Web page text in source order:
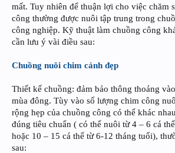
mất. Tuy nhiên để thuận lợi cho việc chăm
công thường được nuôi tập trung trong
công nghiệp. Kỹ thuật làm chuồng công
cần lưu ý vài điều sau:
Chuồng nuôi chim cảnh đẹp
Thiết kế chuồng: đảm bảo thông thoáng
mùa đông. Tùy vào số lượng chim công
rộng hẹp của chuồng công có thể khác
đúng tiêu chuẩn ( có thể nuôi từ 4 – 6 cá
hoặc 10 – 15 cá thể từ 6-12 tháng tuổi),
sau: